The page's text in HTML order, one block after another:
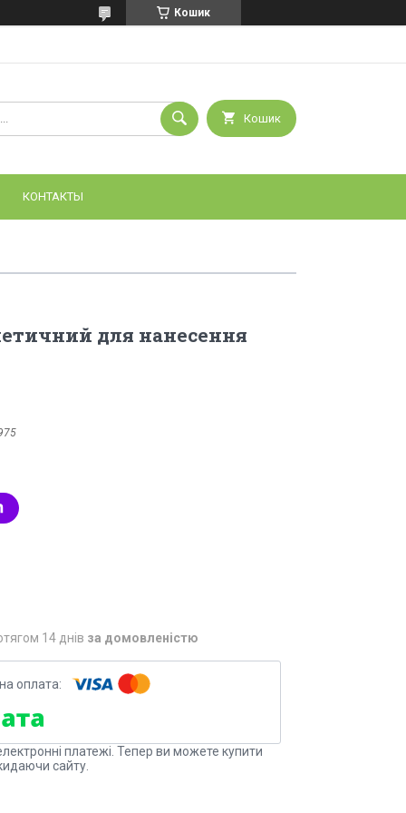
Кошик
Кошик
КОНТАКТЫ
для нанесення
14 днів за домовленістю
платежі. Тепер ви можете купити
сайту.